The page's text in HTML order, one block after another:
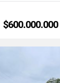
$600.000.000